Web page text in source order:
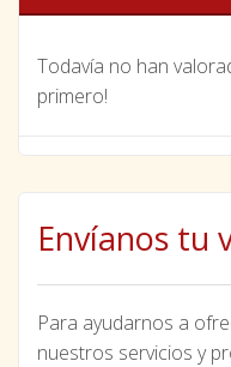
Todavía no han
primero!
Envíanos tu
Para ayudarnos a
nuestros servicios y